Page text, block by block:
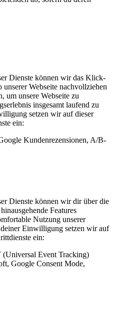
Dienste können wir das Klick-
Webseite nachvollziehen
um unsere Webseite zu
insgesamt laufend zu
setzen wir auf dieser
ein:
Kundenrezensionen, A/B-
Dienste können wir dir über die
Features
Nutzung unserer
Einwilligung setzen wir auf
ein:
Event Tracking)
Google Consent Mode,